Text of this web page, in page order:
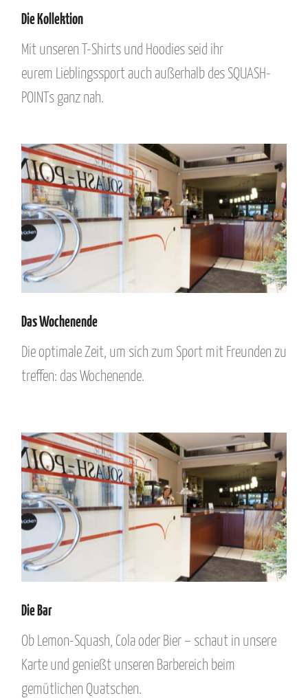
Die Kollektion
Mit unseren T-Shirts und Hoodies seid ihr
eurem Lieblingssport auch außerhalb des SQUASH-
POINTs ganz nah.
Das Wochenende
Die optimale Zeit, um sich zum Sport mit Freunden zu
treffen: das Wochenende.
Die Bar
Ob Lemon-Squash, Cola oder Bier – schaut in unsere
Karte und genießt unseren Barbereich beim
gemütlichen Quatschen.